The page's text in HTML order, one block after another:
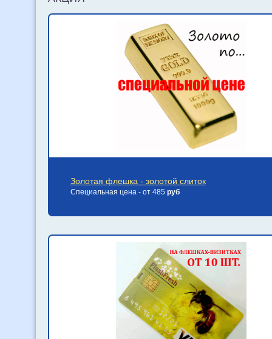
Золотая флешка - золотой слиток
Специальная цена - от 485 руб